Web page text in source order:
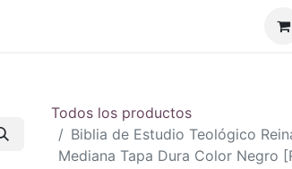
Todos los productos
Biblia de Estudio Teológico
Mediana Tapa Dura Color Negro